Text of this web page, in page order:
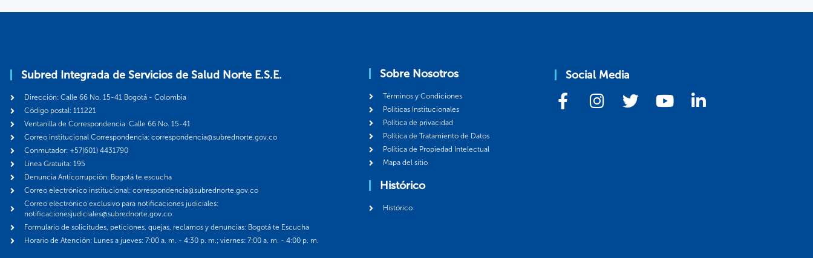
Subred Integrada de Servicios de Salud Norte E.S.E.
Dirección: Calle 66 No. 15-41 Bogotá - Colombia
Código postal: 111221
Ventanilla de Correspondencia: Calle 66 No. 15-41
Correo institucional Correspondencia: correspondencia@subrednorte.gov.co
Conmutador: +57(601) 4431790
Línea Gratuita: 195
Denuncia Anticorrupción: Bogotá te escucha
Correo electrónico institucional: correspondencia@subrednorte.gov.co
Correo electrónico exclusivo para notificaciones judiciales:
notificacionesjudiciales@subrednorte.gov.co
Formulario de solicitudes, peticiones, quejas, reclamos y denuncias: Bogotá te Escucha
Horario de Atención: Lunes a jueves: 7:00 a. m. - 4:30 p. m.; viernes: 7:00 a. m. - 4:00 p. m.
Sobre Nosotros
Términos y Condiciones
Politicas Institucionales
Política de privacidad
Política de Tratamiento de Datos
Política de Propiedad Intelectual
Mapa del sitio
Histórico
Histórico
Social Media